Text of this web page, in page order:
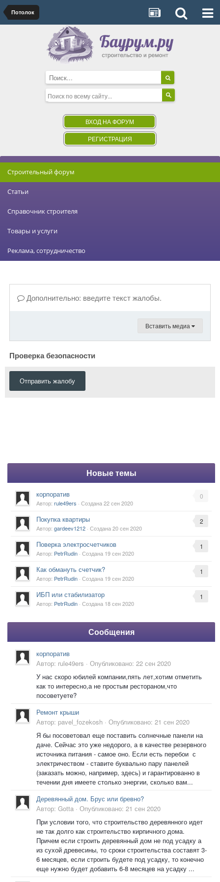
Потолок
ВХОД НА ФОРУМ
РЕГИСТРАЦИЯ
Строительный форум
Статьи
Справочник строителя
Товары и услуги
Реклама, сотрудничество
Дополнительно: введите текст жалобы.
Вставить медиа
Проверка безопасности
Отправить жалобу
Новые темы
0
корпоратив
Автор: rule49ers · Создана22 сен 2020
2
Покупка квартиры
Автор: gardeev1212 · Создана20 сен 2020
1
Поверка электросчетчиков
Автор: PetrRudin · Создана 19 сен 2020
1
Как обмануть счетчик?
Автор: PetrRudin · Создана 19 сен 2020
1
ИБП или стабилизатор
Автор: PetrRudin · Создана 18 сен 2020
Сообщения
корпоратив
Автор: rule49ers · Опубликовано: 22 сен 2020
У нас скоро юбилей компании,пять лет,хотим отметить
как то интересно,а не простым рестораном,что
посоветуете?
Ремонт крыши
Автор: pavel_fozekosh · Опубликовано: 21 сен 2020
Я бы посоветовал еще поставить солнечные панели на
даче. Сейчас это уже недорого, а в качестве резервного
источника питания - самое оно. Если есть перебои с
электричеством - ставите буквально пару панелей
(заказать можно, например, здесь) и гарантированно в
течении дня имеете столько энергии, сколько вам...
Деревянный дом. Брус или бревно?
Автор: Gotta · Опубликовано: 21 сен 2020
При условии того, что строительство деревянного идет
не так долго как строительство кирпичного дома.
Причем если строить деревянный дом не под усадку а
из сухой древесины, то сроки строительства составят 3-
6 месяцев, если строить будете под усадку, то конечно
еще нужно будет добавить 6-8 месяцев на усадку ...